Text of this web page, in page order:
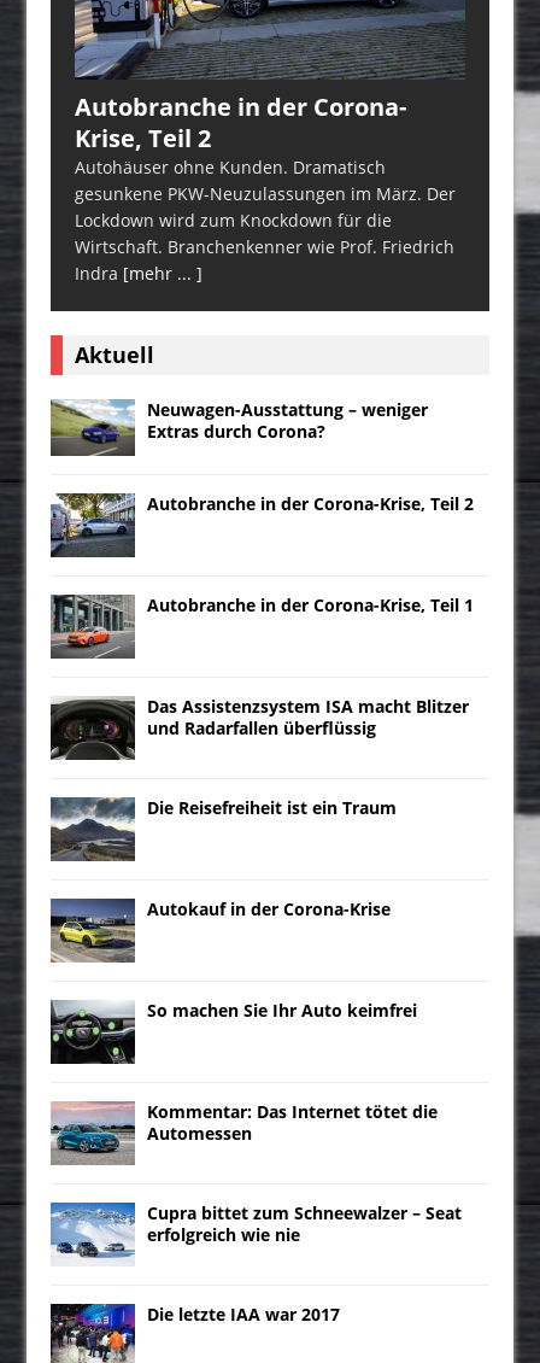
Autobranche in der Corona-
Krise, Teil 2
Autohäuser ohne Kunden. Dramatisch
gesunkene PKW-Neuzulassungen im März. Der
Lockdown wird zum Knockdown für die
Wirtschaft. Branchenkenner wie Prof. Friedrich
Indra [mehr ... ]
Aktuell
Neuwagen-Ausstattung – weniger
Extras durch Corona?
Autobranche in der Corona-Krise, Teil 2
Autobranche in der Corona-Krise, Teil 1
Das Assistenzsystem ISA macht Blitzer
und Radarfallen überflüssig
Die Reisefreiheit ist ein Traum
Autokauf in der Corona-Krise
So machen Sie Ihr Auto keimfrei
Kommentar: Das Internet tötet die
Automessen
Cupra bittet zum Schneewalzer – Seat
erfolgreich wie nie
Die letzte IAA war 2017